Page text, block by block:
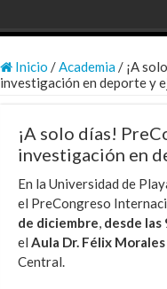
Inicio / Academia / ¡A
investigación en deporte y
¡A solo días!
investigación en
En la Universidad de
el PreCongreso
de diciembre desde las
el Aula Dr. Félix
Central.